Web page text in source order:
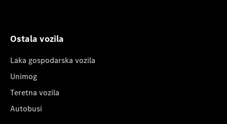
Ostala vozila
Laka gospodarska vozila
Unimog
Teretna vozila
Autobusi